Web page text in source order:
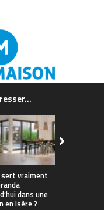
sert vraiment
dans une
en Isère ?